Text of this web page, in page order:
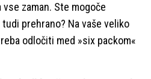
zaman. Ste mogoče
prehrano? Na vaše veliko
odločiti med »six packom«